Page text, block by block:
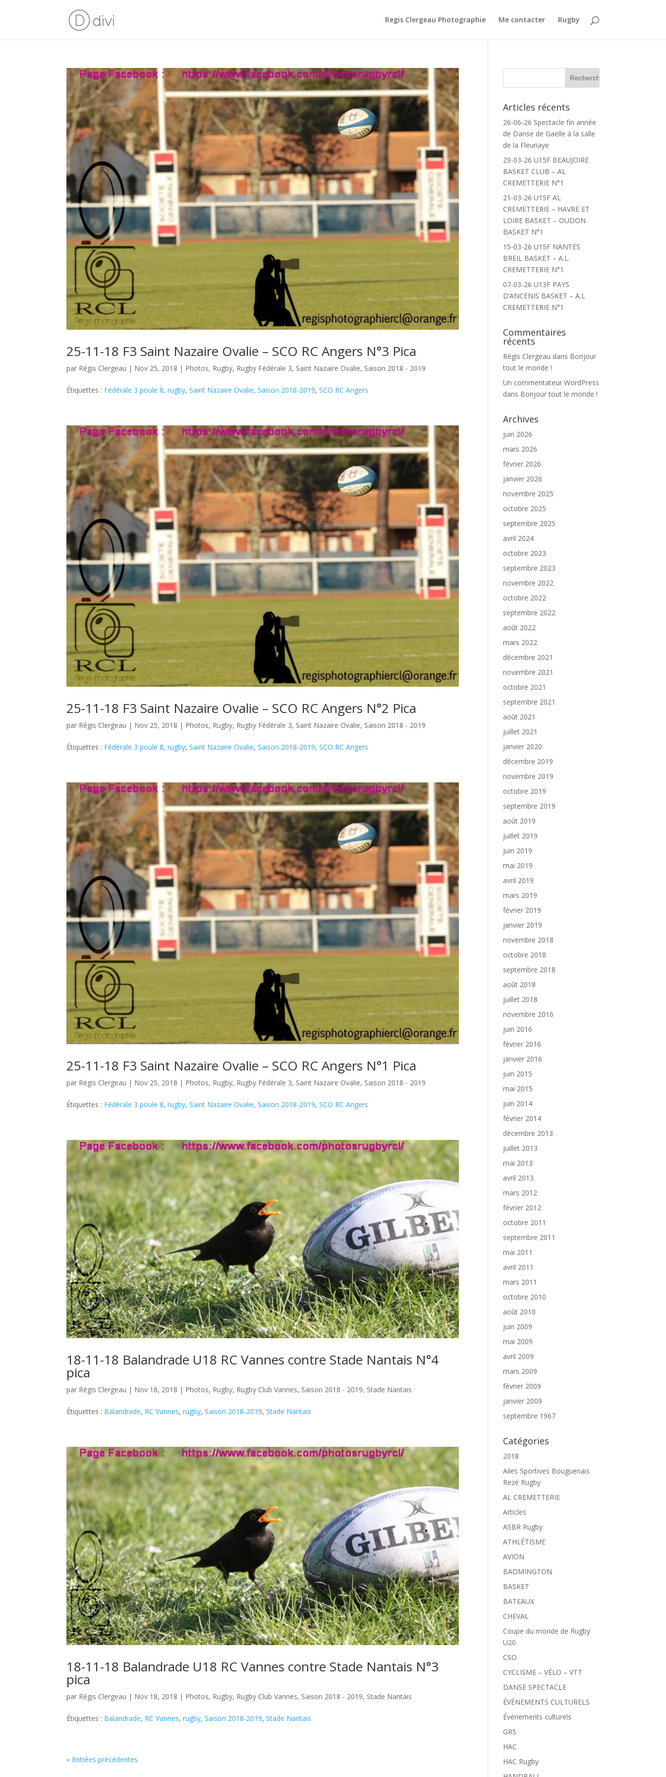
Regis Clergeau Photographie Me contacter Rugby
25-11-18 F3 Saint Nazaire Ovalie – SCO RC Angers N°3 Pica
par Régis Clergeau | Nov 25, 2018 | Photos, Rugby, Rugby Fédérale 3, Saint Nazaire Ovalie, Saison 2018 - 2019
Étiquettes : Fédérale 3 poule 8,rugby,Saint Nazaire Ovalie,Saison 2018-2019,SCO RC Angers
25-11-18 F3 Saint Nazaire Ovalie – SCO RC Angers N°2 Pica
par Régis Clergeau | Nov 25, 2018 | Photos, Rugby, Rugby Fédérale 3, Saint Nazaire Ovalie, Saison 2018 - 2019
Étiquettes : Fédérale 3 poule 8,rugby,Saint Nazaire Ovalie,Saison 2018-2019,SCO RC Angers
25-11-18 F3 Saint Nazaire Ovalie – SCO RC Angers N°1 Pica
par Régis Clergeau | Nov 25, 2018 | Photos, Rugby, Rugby Fédérale 3, Saint Nazaire Ovalie, Saison 2018 - 2019
Étiquettes : Fédérale 3 poule 8,rugby,Saint Nazaire Ovalie,Saison 2018-2019,SCO RC Angers
18-11-18 Balandrade U18 RC Vannes contre Stade Nantais N°4
pica
par Régis Clergeau | Nov 18, 2018 | Photos, Rugby, Rugby Club Vannes, Saison 2018 - 2019, Stade Nantais
Étiquettes : Balandrade, RC Vannes,rugby,Saison 2018-2019,Stade Nantais
18-11-18 Balandrade U18 RC Vannes contre Stade Nantais N°3
pica
par Régis Clergeau | Nov 18, 2018 | Photos, Rugby, Rugby Club Vannes, Saison 2018 - 2019, Stade Nantais
Étiquettes : Balandrade, RC Vannes,rugby,Saison 2018-2019,Stade Nantais
« Entrées précédentes
Articles récents
26-06-26 Spectacle fin année
de Danse de Gaëlle à la salle
de la Fleuriaye
29-03-26 U15F BEAUJOIRE
BASKET CLUB – AL
CREMETTERIE N°1
21-03-26 U15F AL
CREMETTERIE – HAVRE ET
LOIRE BASKET – OUDON
BASKET N°1
15-03-26 U15F NANTES
BREIL BASKET – A.L.
CREMETTERIE N°1
07-03-26 U13F PAYS
D’ANCENIS BASKET – A.L
CREMETTERIE N°1
Commentaires
récents
Régis Clergeau dans Bonjour
tout le monde !
Un commentateur WordPress
dans Bonjour tout le monde !
Archives
juin 2026
mars 2026
février 2026
janvier 2026
novembre 2025
octobre 2025
septembre 2025
avril 2024
octobre 2023
septembre 2023
novembre 2022
octobre 2022
septembre 2022
août 2022
mars 2022
décembre 2021
novembre 2021
octobre 2021
septembre 2021
août 2021
juillet 2021
janvier 2020
décembre 2019
novembre 2019
octobre 2019
septembre 2019
août 2019
juillet 2019
juin 2019
mai 2019
avril 2019
mars 2019
février 2019
janvier 2019
novembre 2018
octobre 2018
septembre 2018
août 2018
juillet 2018
novembre 2016
juin 2016
février 2016
janvier 2016
juin 2015
mai 2015
juin 2014
février 2014
décembre 2013
juillet 2013
mai 2013
avril 2013
mars 2012
février 2012
octobre 2011
septembre 2011
mai 2011
avril 2011
mars 2011
octobre 2010
août 2010
juin 2009
mai 2009
avril 2009
mars 2009
février 2009
janvier 2009
septembre 1967
Catégories
2018
Ailes Sportives Bouguenais
Rezé Rugby
AL CREMETTERIE
Articles
ASBR Rugby
ATHLÉTISME
AVION
BADMINGTON
BASKET
BATEAUX
CHEVAL
Coupe du monde de Rugby
U20
CSO
CYCLISME – VÉLO – VTT
DANSE SPECTACLE
ÉVÉNEMENTS CULTURELS
Événements culturels
GRS
HAC
HAC Rugby